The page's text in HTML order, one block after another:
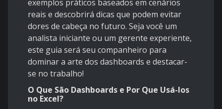
exemplos práticos baseados em cenários
reais e descobrirá dicas que podem evitar
dores de cabeça no futuro. Seja você um
analista iniciante ou um gerente experiente,
este guia será seu companheiro para
dominar a arte dos dashboards e destacar-
se no trabalho!
O Que São Dashboards e Por Que Usá-los
no Excel?